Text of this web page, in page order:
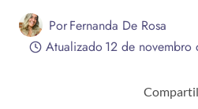
PorFernanda De Rosa
Atualizado12 de novembro